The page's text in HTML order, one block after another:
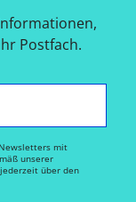
Postfach.
mit
unserer
über den